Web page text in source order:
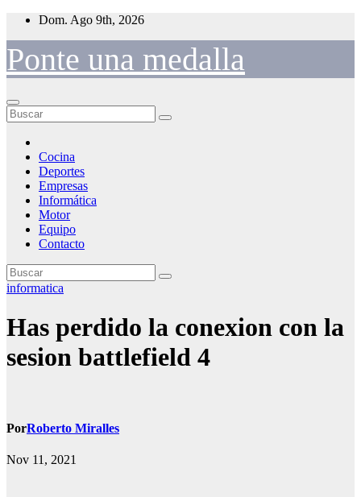
Saltar
contenido
Dom. Ago 9th, 2026
Ponte una medalla
Cocina
Deportes
Empresas
Informática
Motor
Equipo
Contacto
informatica
Has perdido la conexion con la
sesion battlefield 4
PorRoberto Miralles
Nov 11, 2021